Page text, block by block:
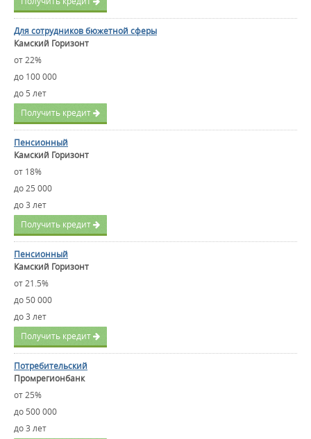
Для сотрудников бюжетной сферы
Камский Горизонт
от 22%
до 100 000
до 5 лет
Получить кредит
Пенсионный
Камский Горизонт
от 18%
до 25 000
до 3 лет
Получить кредит
Пенсионный
Камский Горизонт
от 21.5%
до 50 000
до 3 лет
Получить кредит
Потребительский
Промрегионбанк
от 25%
до 500 000
до 3 лет